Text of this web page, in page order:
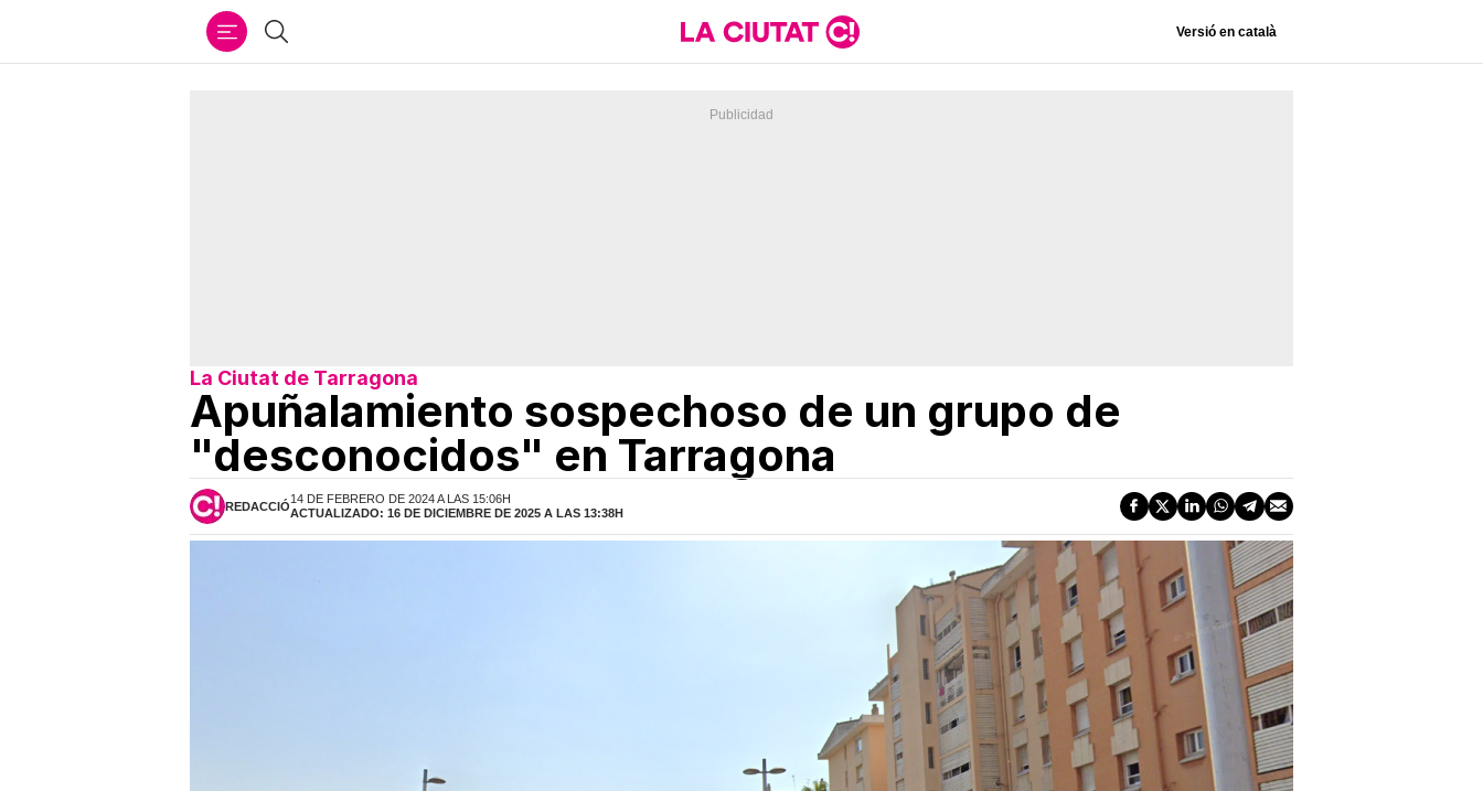
Buscar Versió en català
La Ciutat de Tarragona
Apuñalamiento sospechoso de un grupo de
"desconocidos" en Tarragona
REDACCIÓ
14 DE FEBRERO DE 2024 A LAS 15:06H
ACTUALIZADO: 16 DE DICIEMBRE DE 2025 A LAS 13:38H